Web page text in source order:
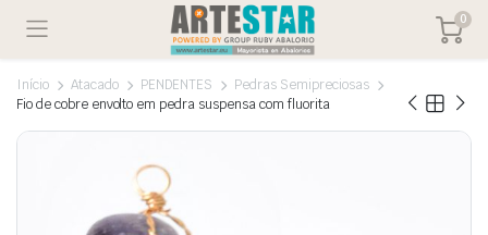
0
Início Atacado PENDENTES
Pedras Semipreciosas
Fio de cobre envolto em pedra suspensa com fluorita